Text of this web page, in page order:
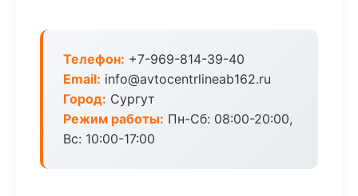
Телефон: +7-969-814-39-40
Email: info@avtocentrlineab162.ru
Город: Сургут
Режим работы: Пн-Сб: 08:00-20:00,
Вс: 10:00-17:00